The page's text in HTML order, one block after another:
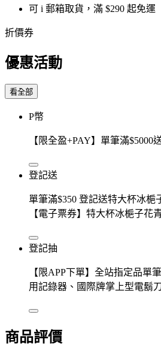
可 i 郵箱取貨，滿 $290 起免運
折價券
優惠活動
看全部
P幣
【限全盈+PAY】單筆滿$5000
登記送
單筆滿$350 登記送特大杯冰梔
【電子票券】特大杯冰梔子花
登記抽
【限APP下單】全站指定品單
用記錄器、國際牌掌上型電鬍
商品評價